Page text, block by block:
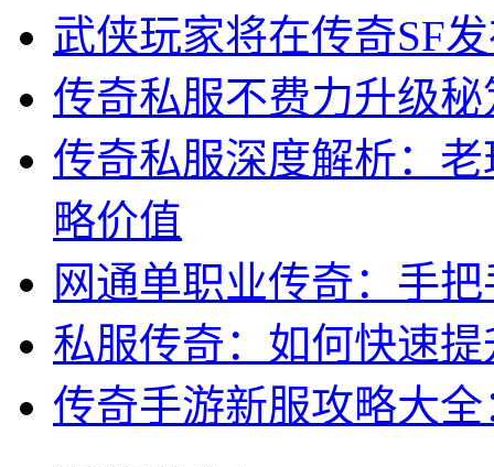
武侠玩家将在传奇SF
传奇私服不费力升级
传奇私服深度解析：
略价值
网通单职业传奇：手
私服传奇：如何快速
传奇手游新服攻略大